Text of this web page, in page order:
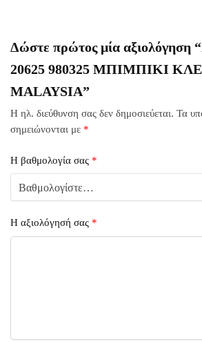
Δώστε πρώτος μία
20625 980325 ΜΠΙΜΠΙΚΙ
MALAYSIA”
Η ηλ. διεύθυνση σας δεν δημοσιεύεται. Τα
σημειώνονται με *
Η βαθμολογία σας *
Η αξιολόγησή σας *